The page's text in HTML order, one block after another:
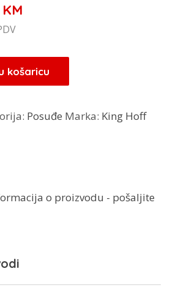
KM.
KM
12,75 KM.
košaricu
Posuđe Marka: King Hoff
o proizvodu - pošaljite